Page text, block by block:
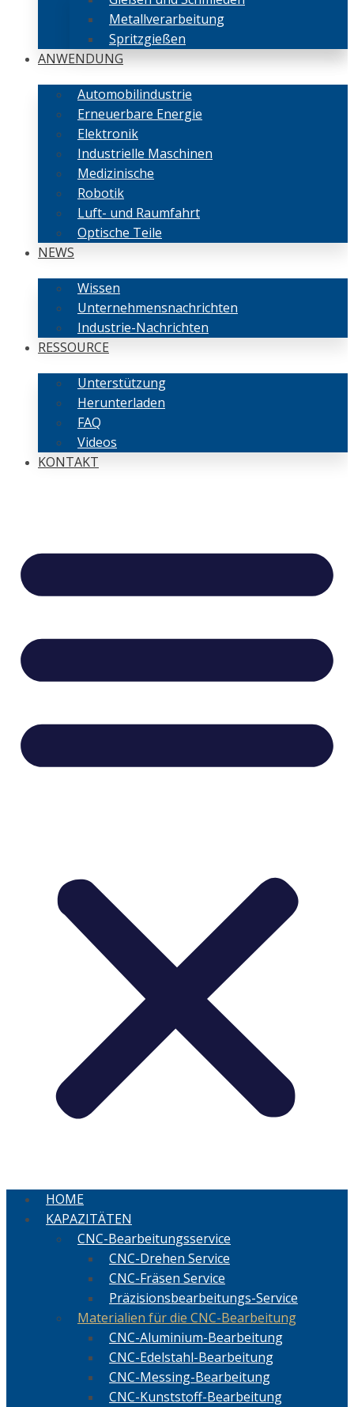
Metallverarbeitung
Spritzgießen
ANWENDUNG
Automobilindustrie
Erneuerbare Energie
Elektronik
Industrielle Maschinen
Medizinische
Robotik
Luft- und Raumfahrt
Optische Teile
NEWS
Wissen
Unternehmensnachrichten
Industrie-Nachrichten
RESSOURCE
Unterstützung
Herunterladen
FAQ
Videos
KONTAKT
HOME
KAPAZITÄTEN
CNC-Bearbeitungsservice
CNC-Drehen Service
CNC-Fräsen Service
Präzisionsbearbeitungs-Service
Materialien für die CNC-Bearbeitung
CNC-Aluminium-Bearbeitung
CNC-Edelstahl-Bearbeitung
CNC-Messing-Bearbeitung
CNC-Kunststoff-Bearbeitung